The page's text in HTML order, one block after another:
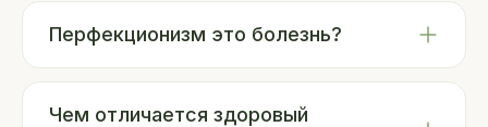
Перфекционизм это болезнь?
Чем отличается здоровый